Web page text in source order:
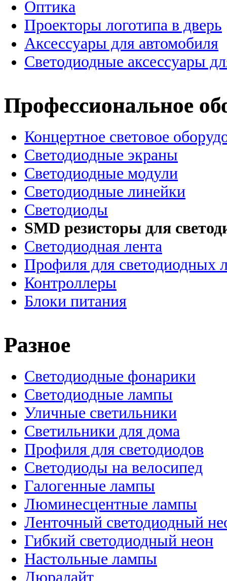
Оптика
Проекторы логотипа в дверь
Аксессуары для автомобиля
Светодиодные аксессуары
Профессиональное
Концертное световое
Cветодиодные экраны
Светодиодные модули
Светодиодные линейки
Светодиоды
SMD резисторы для
Светодиодная лента
Профиля для светодиодных
Контроллеры
Блоки питания
Разное
Светодиодные фонарики
Светодиодные лампы
Уличные светильники
Светильники для дома
Профиля для светодиодов
Светодиоды на велосипед
Галогенные лампы
Люминесцентные лампы
Ленточный светодиодный
Гибкий светодиодный неон
Настольные лампы
Дюралайт